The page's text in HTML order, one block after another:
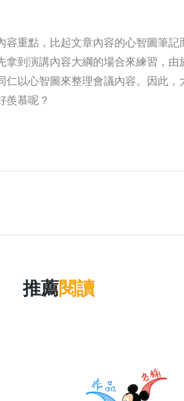
重點，比起文章內容的心智圖筆
到演講內容大綱的場合來練習，
以心智圖來整理會議內容。因此
羨慕呢？
推薦閱讀